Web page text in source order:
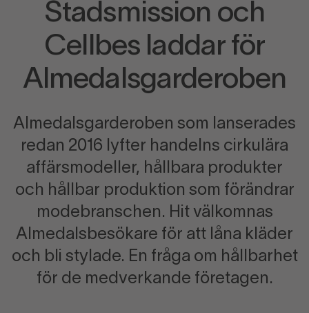
Stadsmission och
Cellbes laddar för
Almedalsgarderoben
Almedalsgarderoben som lanserades
redan 2016 lyfter handelns cirkulära
affärsmodeller, hållbara produkter
och hållbar produktion som förändrar
modebranschen. Hit välkomnas
Almedalsbesökare för att låna kläder
och bli stylade. En fråga om hållbarhet
för de medverkande företagen.